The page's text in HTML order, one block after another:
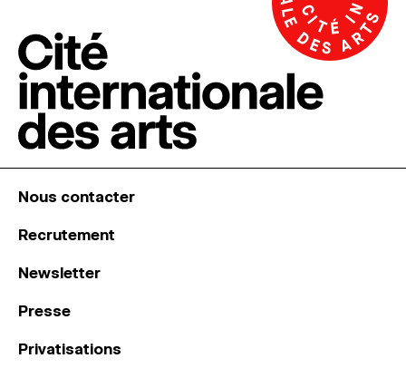
Nous contacter
Recrutement
Newsletter
Presse
Privatisations